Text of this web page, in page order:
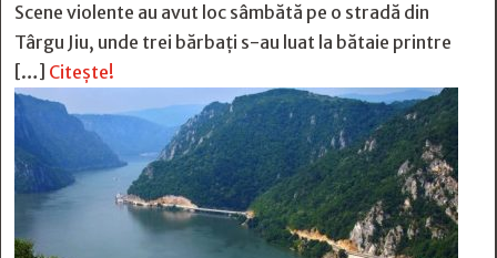
Scene violente au avut loc sâmbătă pe o stradă din
Târgu Jiu, unde trei bărbați s-au luat la bătaie printre
[…] Citește!